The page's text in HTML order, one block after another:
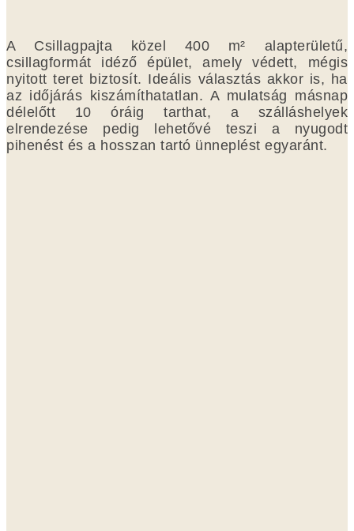
A Csillagpajta közel 400 m² alapterületű,
csillagformát idéző épület, amely védett, mégis
nyitott teret biztosít. Ideális választás akkor is, ha
az időjárás kiszámíthatatlan. A mulatság másnap
délelőtt 10 óráig tarthat, a szálláshelyek
elrendezése pedig lehetővé teszi a nyugodt
pihenést és a hosszan tartó ünneplést egyaránt.